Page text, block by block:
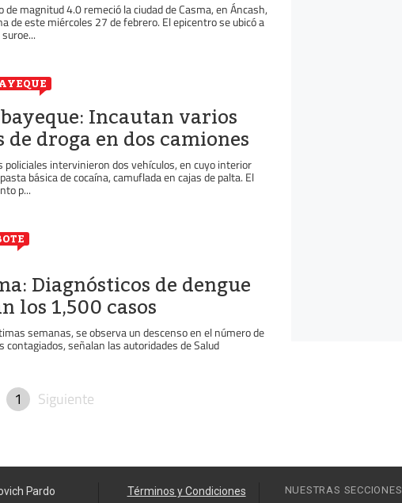
de magnitud 4.0 remeció la ciudad de Casma, en Áncash,
de este miércoles 27 de febrero. El epicentro se ubicó a
Incautan varios
de droga en dos camiones
policiales intervinieron dos vehículos, en cuyo interior
básica de cocaína, camuflada en cajas de palta. El
p...
Diagnósticos de dengue
los 1,500 casos
semanas, se observa un descenso en el número de
contagiados, señalan las autoridades de Salud
1 Siguiente
Pardo
Términos y Condiciones NUESTRAS SECCIONES